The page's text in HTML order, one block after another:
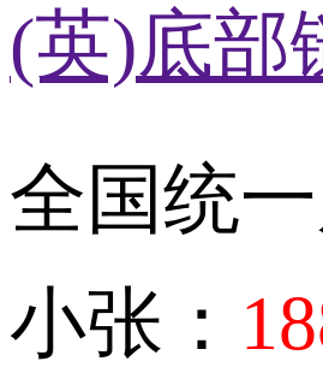
(英)底部
全国统
小张：